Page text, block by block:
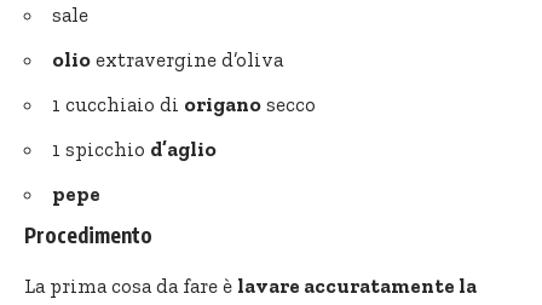
sale
olio extravergine d’oliva
1 cucchiaio di origano secco
1 spicchio d’aglio
pepe
Procedimento
La prima cosa da fare è lavare accuratamente la